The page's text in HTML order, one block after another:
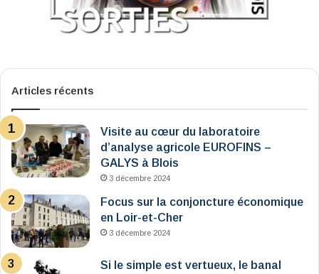
Articles récents
Visite au cœur du laboratoire
d’analyse agricole EUROFINS –
GALYS à Blois
3 décembre 2024
Focus sur la conjoncture économique
en Loir-et-Cher
3 décembre 2024
Si le simple est vertueux, le banal